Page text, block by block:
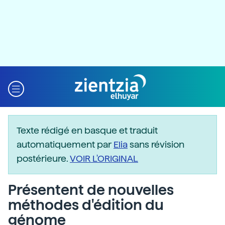
Texte rédigé en basque et traduit
automatiquement parEliasans révision
postérieure.VOIR L'ORIGINAL
Présentent de nouvelles
méthodes d'édition du
génome